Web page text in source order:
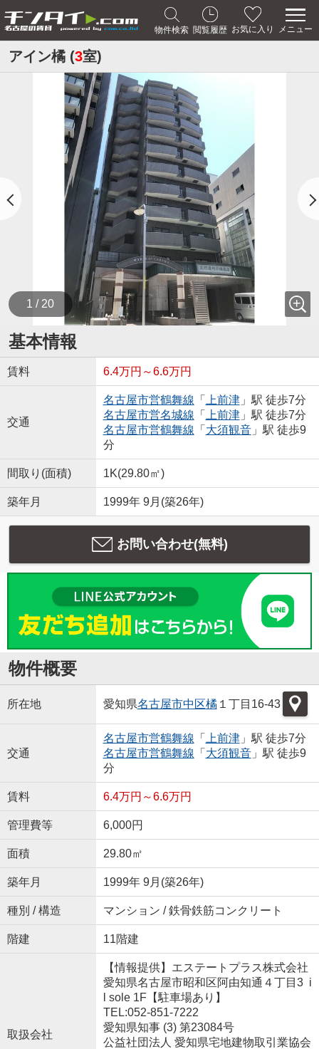
物件検索 閲覧履歴 お気に入り メニュー
アイン橘 (3室)
1 / 20
基本情報
賃料 6.4万円～6.6万円
交通
名古屋市営鶴舞線 「 上前津」駅 徒歩7分
名古屋市営名城線 「 上前津」駅 徒歩7分
名古屋市営鶴舞線 「 大須観音」駅 徒歩9
分
間取り(面積) 1K(29.80㎡)
築年月 1999年 9月(築26年)
お問い合わせ(無料)
物件概要
所在地 愛知県名古屋市中区橘 １丁目16-43
交通
名古屋市営鶴舞線 「 上前津」駅 徒歩7分
名古屋市営鶴舞線 「 大須観音」駅 徒歩9
分
賃料 6.4万円～6.6万円
管理費等 6,000円
面積 29.80㎡
築年月 1999年 9月(築26年)
種別 / 構造 マンション / 鉄骨鉄筋コンクリート
階建 11階建
取扱会社
【情報提供】エステートプラス株式会社
愛知県名古屋市昭和区阿由知通４丁目3 i
l sole 1F【駐車場あり】
TEL:052-851-7222
愛知県知事 (3) 第23084号
公益社団法人 愛知県宅地建物取引業協会